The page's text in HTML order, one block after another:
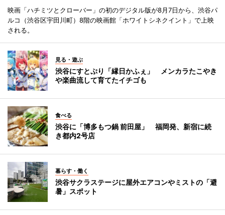
映画「ハチミツとクローバー」の初のデジタル版が8月7日から、渋谷パ
ルコ（渋谷区宇田川町）8階の映画館「ホワイトシネクイント」で上映
される。
見る・遊ぶ
渋谷にすとぷり「縁日かふぇ」 メンカラたこやき
や楽曲流して育てたイチゴも
食べる
渋谷に「博多もつ鍋 前田屋」 福岡発、新宿に続
き都内2号店
暮らす・働く
渋谷サクラステージに屋外エアコンやミストの「避
暑」スポット